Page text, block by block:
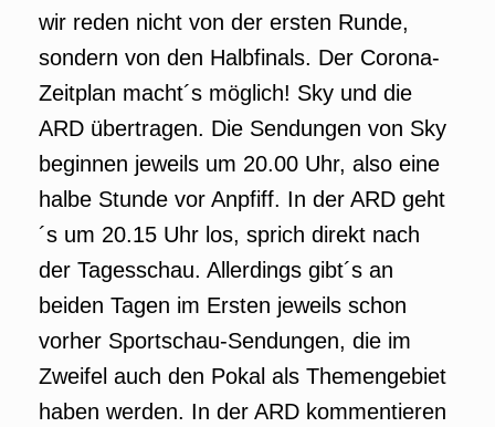
wir reden nicht von der ersten Runde,
sondern von den Halbfinals. Der Corona-
Zeitplan macht´s möglich! Sky und die
ARD übertragen. Die Sendungen von Sky
beginnen jeweils um 20.00 Uhr, also eine
halbe Stunde vor Anpfiff. In der ARD geht
´s um 20.15 Uhr los, sprich direkt nach
der Tagesschau. Allerdings gibt´s an
beiden Tagen im Ersten jeweils schon
vorher Sportschau-Sendungen, die im
Zweifel auch den Pokal als Themengebiet
haben werden. In der ARD kommentieren